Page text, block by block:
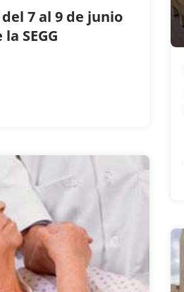
7 al 9 de junio
SEGG